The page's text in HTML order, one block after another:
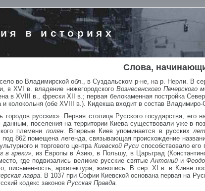
в историях
Слова,
во Владимирской обл., в Суздальском р-не, на р. Нерли. В
в XVI в. владение нижегородского Вознесенского Печерского
в XVIII в., фрески XII в.; первая белокаменная постройка
и колокольня (обе XVIII в.). Кидекша входит в состав Владимиро-
городов русских». Первая столица Русского государства, его
данным, поселения на территории Киева существовали уже в
племени полян. Впервые Киев упоминается в русских
под 862 помещена легенда, связывающая происхождение
и торгового центра Киевской Руси способствовало
в греки», из Европы в Азию, в Польшу, в Царьград
где подвизались великие русские святыеАнтоний и
письменность, архитектура, живопись. В сер. XI в. в Киеве
лавра. В 1037 при Софии Киевской основана первая на
кодекс законов Русская Правда.